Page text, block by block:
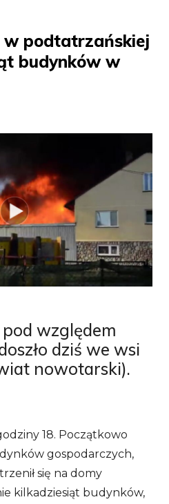
podtatrzańskiej
budynków w
względem
dziś we wsi
nowotarski).
18. Początkowo
gospodarczych,
się na domy
kilkadziesiąt budynków,